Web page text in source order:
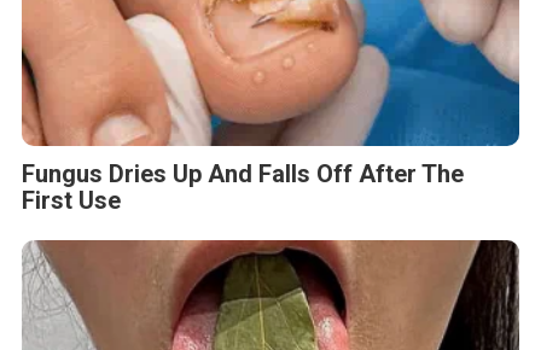
Fungus Dries Up And Falls Off After The
First Use